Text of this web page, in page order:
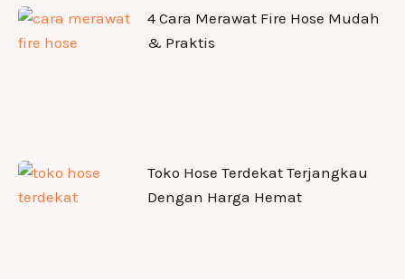
4 Cara Merawat Fire Hose Mudah
& Praktis
Toko Hose Terdekat Terjangkau
Dengan Harga Hemat